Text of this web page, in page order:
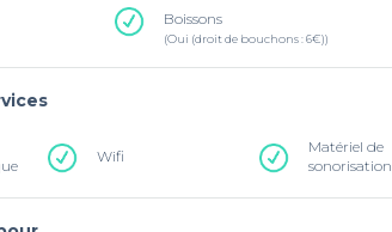
Boissons
(Oui (droit de bouchons : 6€))
Wifi
Matériel de
sonorisation